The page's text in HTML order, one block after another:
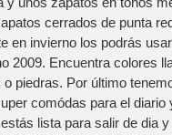
cerrados de punta
en invierno los podrás
2009. Encuentra colores
o piedras. Por último
comódas para el diario
lista para salir de dia